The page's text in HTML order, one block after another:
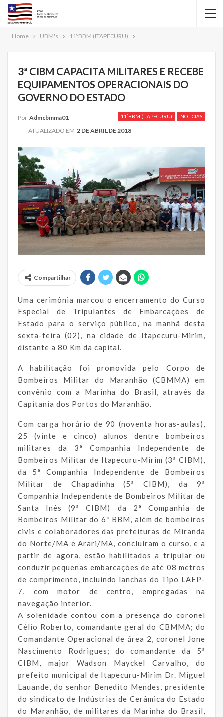
Home UBM's 11ºBBM (ITAPECURU)
3ª CIBM CAPACITA MILITARES E RECEBE
EQUIPAMENTOS OPERACIONAIS DO
GOVERNO DO ESTADO
11ºBBM (ITAPECURU) NOTICIAS
Por Admcbmma01
ATUALIZADO EM 2 DE ABRIL DE 2018
Compartilhar
Uma cerimônia marcou o encerramento do Curso
Especial de Tripulantes de Embarcações de
Estado para o serviço público, na manhã desta
sexta-feira (02), na cidade de Itapecuru-Mirim,
distante a 80 Km da capital.
A habilitação foi promovida pelo Corpo de
Bombeiros Militar do Maranhão (CBMMA) em
convênio com a Marinha do Brasil, através da
Capitania dos Portos do Maranhão.
Com carga horário de 90 (noventa horas-aulas),
25 (vinte e cinco) alunos dentre bombeiros
militares da 3ª Companhia Independente de
Bombeiros Militar de Itapecuru-Mirim (3ª CIBM),
da 5ª Companhia Independente de Bombeiros
Militar de Chapadinha (5ª CIBM), da 9ª
Companhia Independente de Bombeiros Militar de
Santa Inês (9ª CIBM), da 2ª Companhia de
Bombeiros Militar do 6º BBM, além de bombeiros
civis e colaboradores das prefeituras de Miranda
do Norte/MA e Arari/MA, concluíram o curso, e a
partir de agora, estão habilitados a tripular ou
conduzir pequenas embarcações de até 08 metros
de comprimento, incluindo lanchas do Tipo LAEP-
7, com motor de centro, empregadas na
navegação interior.
A solenidade contou com a presença do coronel
Célio Roberto, comandante geral do CBMMA; do
Comandante Operacional de área 2, coronel Jone
Nascimento Rodrigues; do comandante da 5ª
CIBM, major Wadson Mayckel Carvalho, do
prefeito municipal de Itapecuru-Mirim Dr. Miguel
Lauande, do senhor Benedito Mendes, presidente
do sindicato de Indústrias de Cerâmica do Estado
do Maranhão, de militares da Marinha do Brasil,